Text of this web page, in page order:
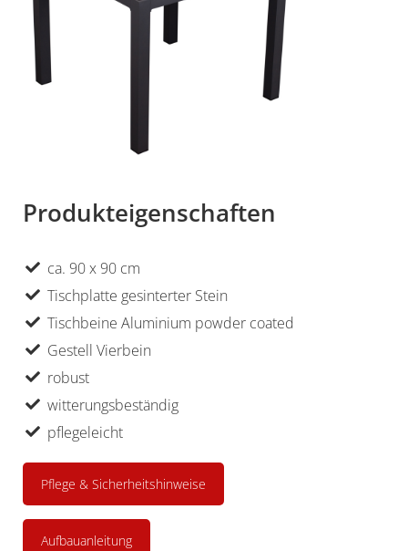
Produkteigenschaften
ca. 90 x 90 cm
Tischplatte gesinterter Stein
Tischbeine Aluminium powder coated
Gestell Vierbein
robust
witterungsbeständig
pflegeleicht
Pflege & Sicherheitshinweise
Aufbauanleitung